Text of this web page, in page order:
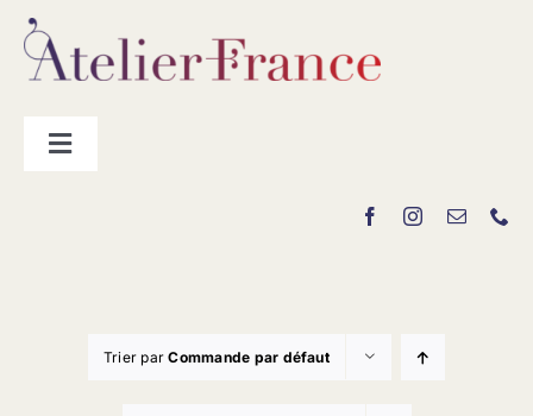
Passer
contenu
Toggle
Trier parCommande par défaut